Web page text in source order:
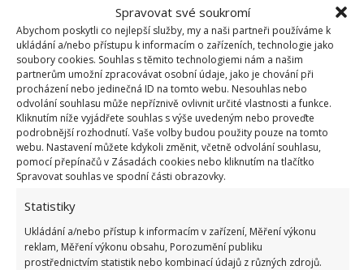
Spravovat své soukromí
Abychom poskytli co nejlepší služby, my a naši partneři používáme k
ukládání a/nebo přístupu k informacím o zařízeních, technologie jako
soubory cookies. Souhlas s těmito technologiemi nám a našim
partnerům umožní zpracovávat osobní údaje, jako je chování při
procházení nebo jedinečná ID na tomto webu. Nesouhlas nebo
odvolání souhlasu může nepříznivě ovlivnit určité vlastnosti a funkce.
Kliknutím níže vyjádřete souhlas s výše uvedeným nebo proveďte
podrobnější rozhodnutí. Vaše volby budou použity pouze na tomto
webu. Nastavení můžete kdykoli změnit, včetně odvolání souhlasu,
pomocí přepínačů v Zásadách cookies nebo kliknutím na tlačítko
Spravovat souhlas ve spodní části obrazovky.
Statistiky
Ukládání a/nebo přístup k informacím v zařízení, Měření výkonu
reklam, Měření výkonu obsahu, Porozumění publiku
prostřednictvím statistik nebo kombinací údajů z různých zdrojů.
deset minut, a to i s usycháním barvy. Když k této
zábavné práci povoláte svou drobotinu, rádi vám
budou s touto činností pomáhat.Slepičí očka
můžete zakoupit v potřebách pro domácí
tvoření, anebo si je ti šikovnější a trpělivější mohou
vystřihnout z papíru a domalovat. Na svém
svátečním stole tak získáte neobvyklou výzdobu a
pak můžete slepičky rozdat koledníkům.
Do slepiček můžete uložit také vajíčka čokoládová.
Na BydlímeÚtulně jsme pro vás také napsali, jak na
to, aby se vám ta vařená velikonočnívajíčka co